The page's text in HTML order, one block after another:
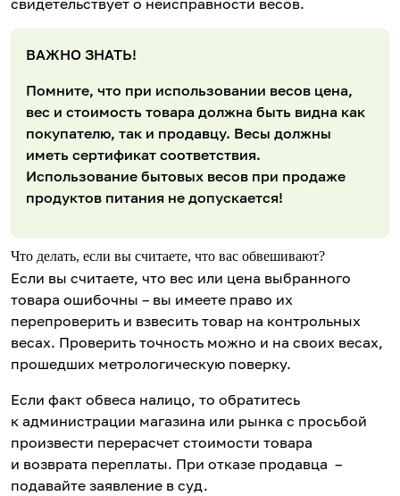
свидетельствует о неисправности весов.
ВАЖНО ЗНАТЬ!
Помните, что при использовании весов цена,
вес и стоимость товара должна быть видна как
покупателю, так и продавцу. Весы должны
иметь сертификат соответствия.
Использование бытовых весов при продаже
продуктов питания не допускается!
Что делать, если вы считаете, что вас обвешивают?
Если вы считаете, что вес или цена выбранного
товара ошибочны – вы имеете право их
перепроверить и взвесить товар на контрольных
весах. Проверить точность можно и на своих весах,
прошедших метрологическую поверку.
Если факт обвеса налицо, то обратитесь
к администрации магазина или рынка с просьбой
произвести перерасчет стоимости товара
и возврата переплаты. При отказе продавца –
подавайте заявление в суд.